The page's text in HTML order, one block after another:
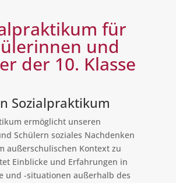
für
und
der 10. Klasse
Sozialpraktikum
ermöglicht unseren
Schülern soziales Nachdenken
außerschulischen Kontext zu
Einblicke und Erfahrungen in
und -situationen außerhalb des